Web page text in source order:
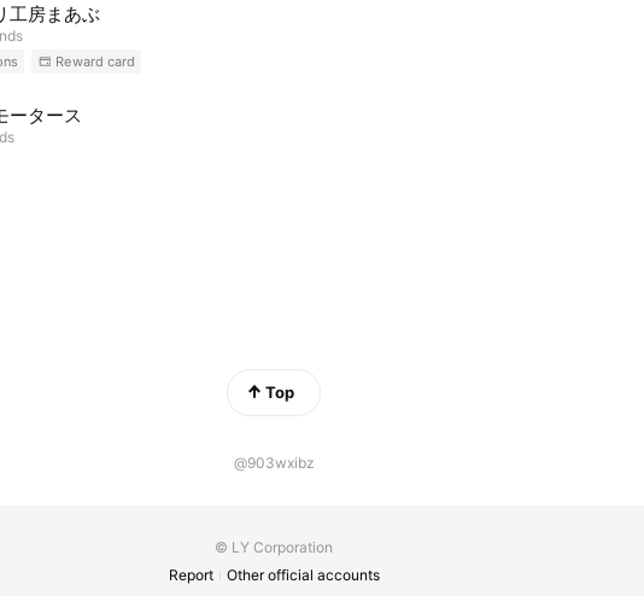
工房まあぶ
Reward card
ータース
Top
@903wxibz
© LY Corporation
Report
Other official accounts